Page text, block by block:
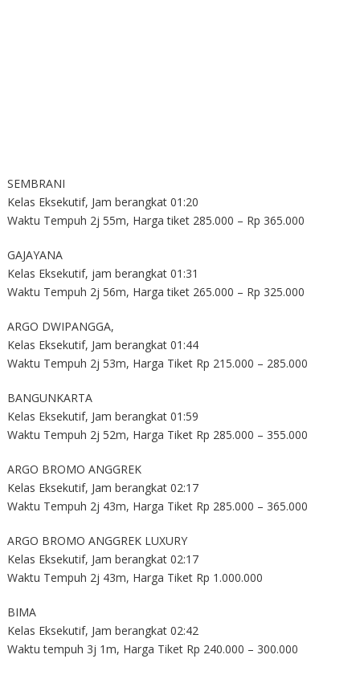
SEMBRANI
Kelas Eksekutif, Jam berangkat 01:20
Waktu Tempuh 2j 55m, Harga tiket 285.000 – Rp 365.000
GAJAYANA
Kelas Eksekutif, jam berangkat 01:31
Waktu Tempuh 2j 56m, Harga tiket 265.000 – Rp 325.000
ARGO DWIPANGGA,
Kelas Eksekutif, Jam berangkat 01:44
Waktu Tempuh 2j 53m, Harga Tiket Rp 215.000 – 285.000
BANGUNKARTA
Kelas Eksekutif, Jam berangkat 01:59
Waktu Tempuh 2j 52m, Harga Tiket Rp 285.000 – 355.000
ARGO BROMO ANGGREK
Kelas Eksekutif, Jam berangkat 02:17
Waktu Tempuh 2j 43m, Harga Tiket Rp 285.000 – 365.000
ARGO BROMO ANGGREK LUXURY
Kelas Eksekutif, Jam berangkat 02:17
Waktu Tempuh 2j 43m, Harga Tiket Rp 1.000.000
BIMA
Kelas Eksekutif, Jam berangkat 02:42
Waktu tempuh 3j 1m, Harga Tiket Rp 240.000 – 300.000